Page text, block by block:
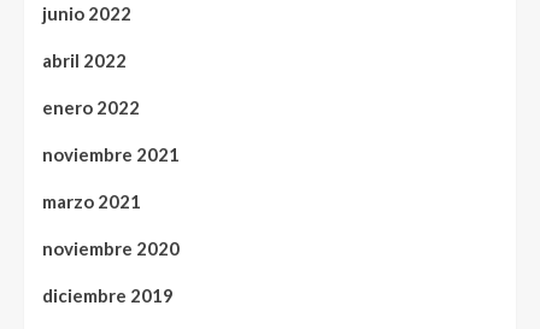
junio 2022
abril 2022
enero 2022
noviembre 2021
marzo 2021
noviembre 2020
diciembre 2019